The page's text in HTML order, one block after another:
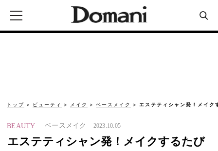
トップ ビューティ メイク ベースメイク エステティシャン発！メイ
BEAUTY ベースメイク 2023.10.05
エステティシャン発！メイクするたび